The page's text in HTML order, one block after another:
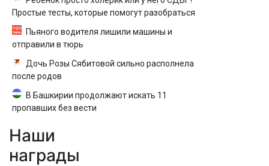
Простые тесты, которые помогут разобраться
Пьяного водителя лишили машины и
отправили в тюрь
Дочь Розы Сябитовой сильно располнела
после родов
В Башкирии продолжают искать 11
пропавших без вести
Наши
награды